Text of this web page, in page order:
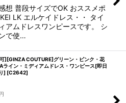
想 普段サイズでOK おススメポ
LK エルケイドレス・・ タイ
アムドレスワンピースです。 シ
で使…
][GINZA COUTURE]グリーン・ピンク・花
ライン・ミディアムドレス・ワンピース[即日
] [C2642]
円